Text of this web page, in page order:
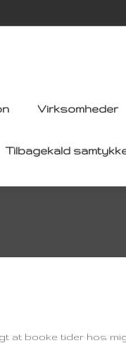
Virksomheder
Tilbagekald
at booke tider hos